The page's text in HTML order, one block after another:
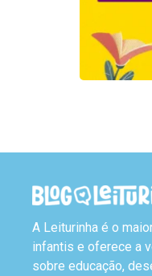
A Leiturinha é o
infantis e oferece a
sobre educação,